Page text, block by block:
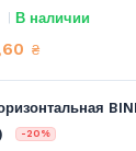
В наличии
₴
-20%